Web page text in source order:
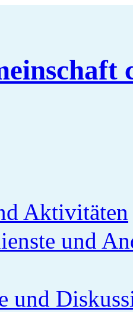
Aktivitäten
und
und